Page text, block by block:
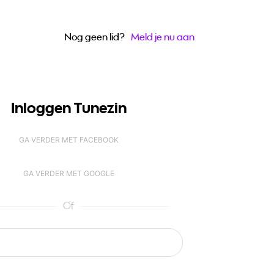
Nog geen lid? Meld je nu aan
Inloggen Tunezin
GA VERDER MET FACEBOOK
GA VERDER MET GOOGLE
Of